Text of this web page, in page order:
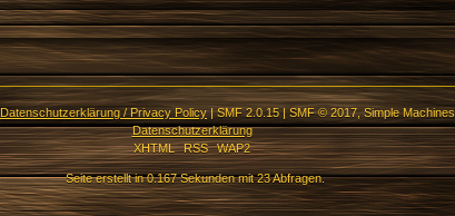
Datenschutzerklärung / Privacy Policy|SMF 2.0.15|SMF © 2017,Simple Machines
Datenschutzerklärung
XHTML
RSS WAP2
Seite erstellt in 0.167 Sekunden mit 23 Abfragen.